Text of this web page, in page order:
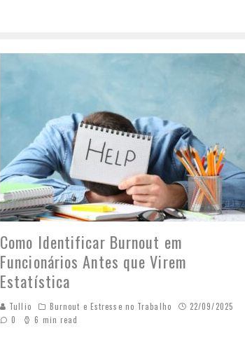
Como Identificar Burnout em
Funcionários Antes que Virem
Estatística
Tullio Burnout e Estresse no Trabalho
22/09/2025
0
6 min read